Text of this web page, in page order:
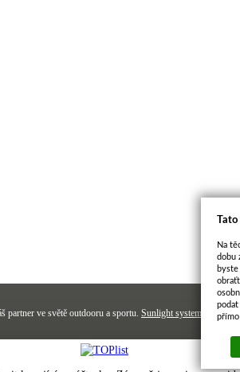
partner ve světě outdooru a sportu. Sunlight systems e-shop
Na
dobu
byste
přímo